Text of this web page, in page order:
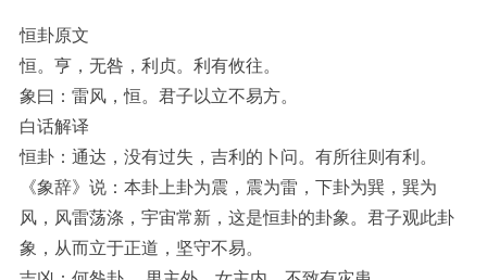
恒卦原文
恒。亨，无咎，利贞。利有攸往。
象曰：雷风，恒。君子以立不易方。
白话解译
恒卦：通达，没有过失，吉利的卜问。有所往则有利。
《象辞》说：本卦上卦为震，震为雷，下卦为巽，巽为
风，风雷荡涤，宇宙常新，这是恒卦的卦象。君子观此卦
象，从而立于正道，坚守不易。